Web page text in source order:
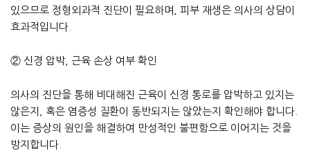
있으므로 정형외과적 진단이 필요하며, 피부 재생은 의사의 상담이
효과적입니다.
② 신경 압박, 근육 손상 여부 확인
의사의 진단을 통해 비대해진 근육이 신경 통로를 압박하고 있지는
않은지, 혹은 염증성 질환이 동반되지는 않았는지 확인해야 합니다.
이는 증상의 원인을 해결하여 만성적인 불편함으로 이어지는 것을
방지합니다.